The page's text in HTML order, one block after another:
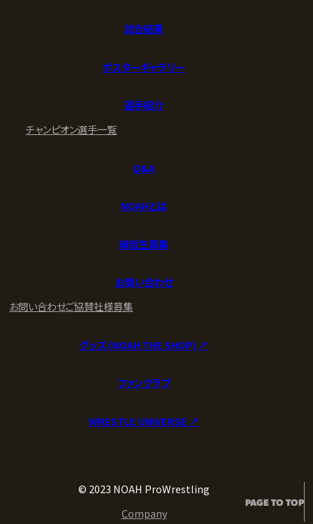
試合結果
ポスターギャラリー
選手紹介
チャンピオン選手一覧
Q&A
NOAHとは
練習生募集
お問い合わせ
お問い合わせご協賛社様募集
グッズ (NOAH THE SHOP) ↗︎
ファンクラブ
WRESTLE UNIVERSE ↗︎
© 2023 NOAH ProWrestling
Company
PAGE TO TOP